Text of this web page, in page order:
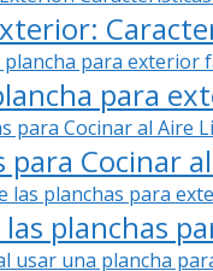
para
Cocinar
planchas